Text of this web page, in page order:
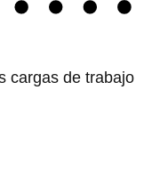
cargas de trabajo